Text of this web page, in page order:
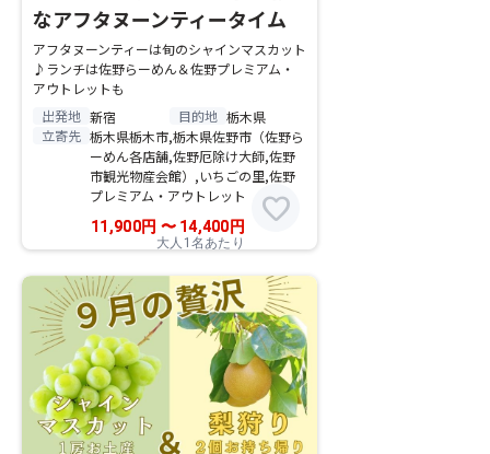
なアフタヌーンティータイム
アフタヌーンティーは旬のシャインマスカット
♪ランチは佐野らーめん＆佐野プレミアム・
アウトレットも
出発地 新宿 目的地 栃木県
立寄先 栃木県栃木市,栃木県佐野市（佐野ら
ーめん各店舗,佐野厄除け大師,佐野
市観光物産会館）,いちごの里,佐野
プレミアム・アウトレット
11,900円 〜14,400 円
大人1名あたり
favorite